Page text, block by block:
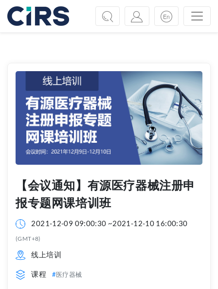
【会议通知】有源医疗器械注册申
报专题网课培训班
2021-12-09 09:00:30 ~2021-12-10 16:00:30
(GMT+8)
线上培训
课程 医疗器械